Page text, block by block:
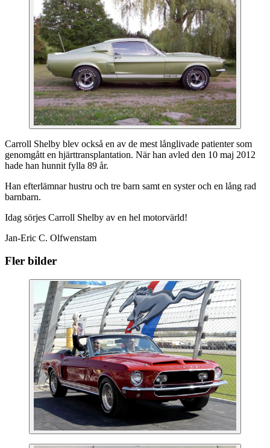
Carroll Shelby blev också en av de mest långlivade patienter som
genomgått en hjärttransplantation. När han avled den 10 maj 2012
hade han hunnit fylla 89 år.
Han efterlämnar hustru och tre barn samt en syster och en lång rad
barnbarn.
Idag sörjes Carroll Shelby av en hel motorvärld!
Jan-Eric C. Olfwenstam
Fler bilder